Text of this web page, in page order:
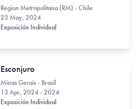
Region Metropolitana (RM) - Chile
23 May, 2024
Exposición Individual
Esconjuro
Minas Gerais - Brasil
13 Apr, 2024 - 2024
Exposición Individual